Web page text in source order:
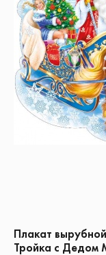
Плакат
Тройка с Дедом